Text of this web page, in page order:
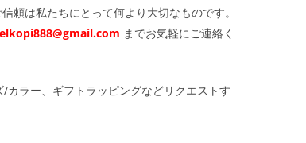
頼は私たちにとって何より大切なものです。
までお気軽にご連絡く
ラー、ギフトラッピングなどリクエストす